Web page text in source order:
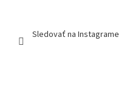
Sledovať na Instagrame